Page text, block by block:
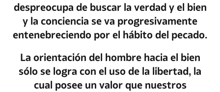
despreocupa de buscar la verdad y el bien
y la conciencia se va progresivamente
entenebreciendo por el hábito del pecado.
La orientación del hombre hacia el bien
sólo se logra con el uso de la libertad, la
cual posee un valor que nuestros